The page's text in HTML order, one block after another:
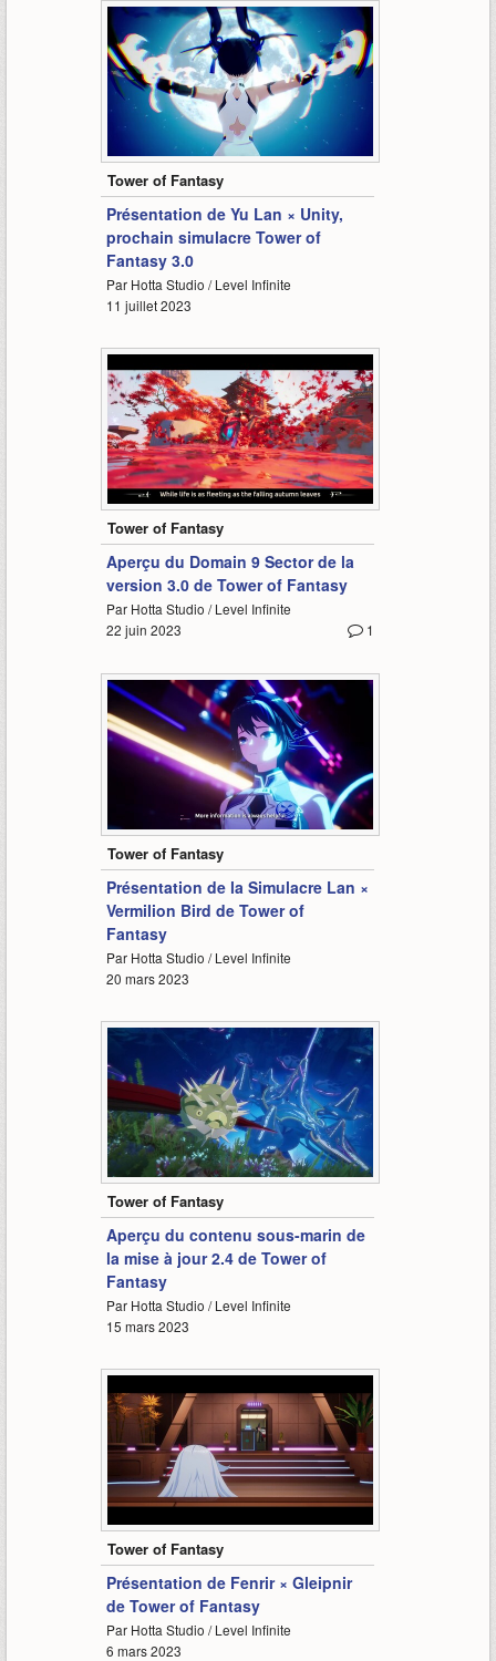
Tower of Fantasy
Présentation de Yu Lan × Unity,
prochain simulacre Tower of
Fantasy 3.0
Par Hotta Studio / Level Infinite
11 juillet 2023
1:41
Tower of Fantasy
Aperçu du Domain 9 Sector de la
version 3.0 de Tower of Fantasy
Par Hotta Studio / Level Infinite
1
22 juin 2023
3:27
Tower of Fantasy
Présentation de la Simulacre Lan ×
Vermilion Bird de Tower of
Fantasy
Par Hotta Studio / Level Infinite
20 mars 2023
1:20
Tower of Fantasy
Aperçu du contenu sous-marin de
la mise à jour 2.4 de Tower of
Fantasy
Par Hotta Studio / Level Infinite
15 mars 2023
4:30
Tower of Fantasy
Présentation de Fenrir × Gleipnir
de Tower of Fantasy
Par Hotta Studio / Level Infinite
6 mars 2023